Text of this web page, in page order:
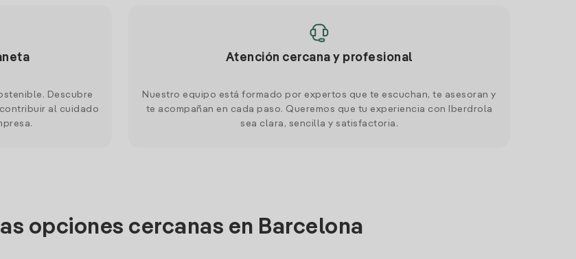
Descubre
al cuidado
Atención cercana y profesional
Nuestro equipo está formado por expertos que te escuchan, te asesoran y
te acompañan en cada paso. Queremos que tu experiencia con Iberdrola
sea clara, sencilla y satisfactoria.
opciones cercanas en Barcelona